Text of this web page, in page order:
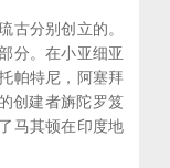
分别创立的。
分。在小亚细亚
帕特尼，阿塞拜
创建者旃陀罗笈
马其顿在印度地